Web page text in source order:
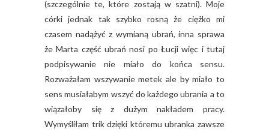
(szczególnie te, które zostają w szatni). Moje
córki jednak tak szybko rosną że ciężko mi
czasem nadążyć z wymianą ubrań, inna sprawa
że Marta część ubrań nosi po Łucji więc i tutaj
podpisywanie nie miało do końca sensu.
Rozważałam wszywanie metek ale by miało to
sens musiałabym wszyć do każdego ubrania a to
wiązałoby się z dużym nakładem pracy.
Wymyśliłam trik dzięki któremu ubranka zawsze